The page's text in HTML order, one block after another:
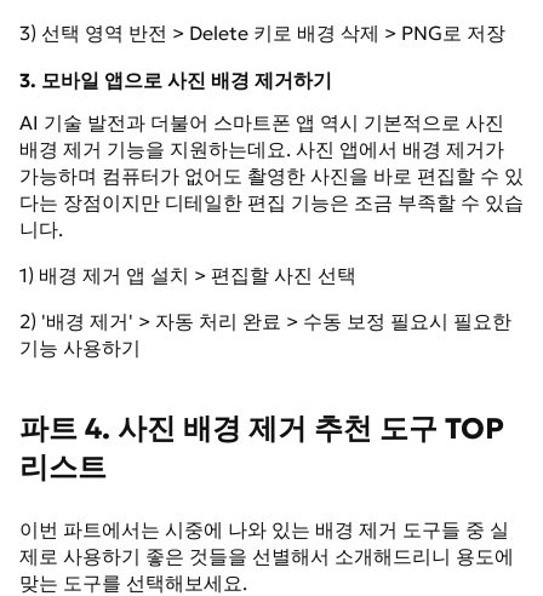
3) 선택 영역 반전 > Delete 키로 배경 삭제 > PNG로 저장
3. 모바일 앱으로 사진 배경 제거하기
AI 기술 발전과 더불어 스마트폰 앱 역시 기본적으로 사진
배경 제거 기능을 지원하는데요. 사진 앱에서 배경 제거가
가능하며 컴퓨터가 없어도 촬영한 사진을 바로 편집할 수 있
다는 장점이지만 디테일한 편집 기능은 조금 부족할 수 있습
니다.
1) 배경 제거 앱 설치 > 편집할 사진 선택
2) '배경 제거' > 자동 처리 완료 > 수동 보정 필요시 필요한
기능 사용하기
파트 4. 사진 배경 제거 추천 도구 TOP
리스트
이번 파트에서는 시중에 나와 있는 배경 제거 도구들 중 실
제로 사용하기 좋은 것들을 선별해서 소개해드리니 용도에
맞는 도구를 선택해보세요.